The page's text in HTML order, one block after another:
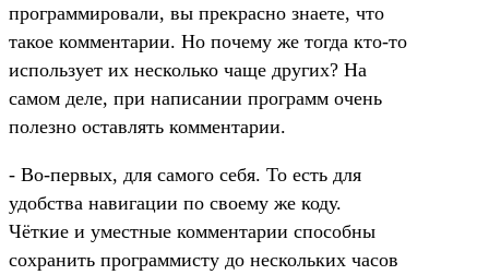
программировали, вы прекрасно знаете, что
такое комментарии. Но почему же тогда кто-то
использует их несколько чаще других? На
самом деле, при написании программ очень
полезно оставлять комментарии.
- Во-первых, для самого себя. То есть для
удобства навигации по своему же коду.
Чёткие и уместные комментарии способны
сохранить программисту до нескольких часов